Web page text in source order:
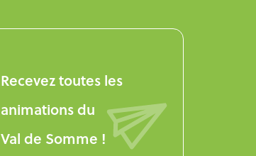
Recevez toutes les
animations du
Val de Somme !